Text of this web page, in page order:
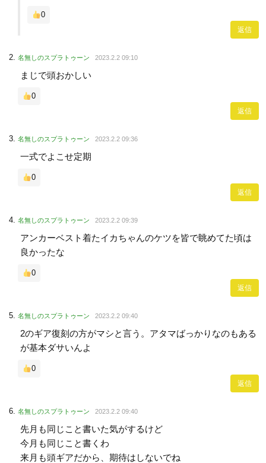
0
返信
名無しのスプラトゥーン 2023.2.2 09:10
まじで頭おかしい
0
返信
名無しのスプラトゥーン 2023.2.2 09:36
一式でよこせ定期
0
返信
名無しのスプラトゥーン 2023.2.2 09:39
アンカーベスト着たイカちゃんのケツを皆で眺めてた頃は
良かったな
0
返信
名無しのスプラトゥーン 2023.2.2 09:40
2のギア復刻の方がマシと言う。アタマばっかりなのもある
が基本ダサいんよ
0
返信
名無しのスプラトゥーン 2023.2.2 09:40
先月も同じこと書いた気がするけど
今月も同じこと書くわ
来月も頭ギアだから、期待はしないでね